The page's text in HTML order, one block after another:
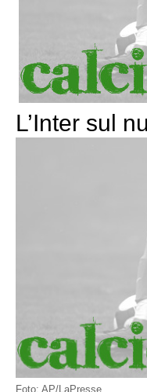
L’Inter sul
Foto: AP/LaPresse